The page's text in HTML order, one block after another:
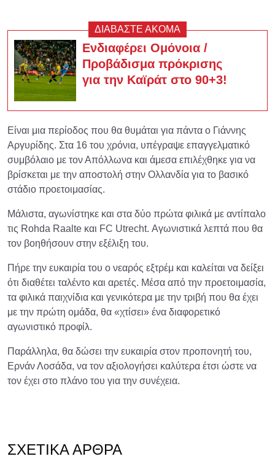
ΔΙΑΒΑΣΤΕ ΑΚΟΜΑ
Ενδιαφέρει Ομόνοια /
Προβάδισμα πρόκρισης
για την Καϊράτ στο 90+3!
Είναι μια περίοδος που θα θυμάται για πάντα ο Γιάννης
Αργυρίδης. Στα 16 του χρόνια, υπέγραψε επαγγελματικό
συμβόλαιο με τον Απόλλωνα και άμεσα επιλέχθηκε για να
βρίσκεται με την αποστολή στην Ολλανδία για το βασικό
στάδιο προετοιμασίας.
Μάλιστα, αγωνίστηκε και στα δύο πρώτα φιλικά με αντίπαλο
τις Rohda Raalte και FC Utrecht. Αγωνιστικά λεπτά που θα
τον βοηθήσουν στην εξέλιξη του.
Πήρε την ευκαιρία του ο νεαρός εξτρέμ και καλείται να δείξει
ότι διαθέτει ταλέντο και αρετές. Μέσα από την προετοιμασία,
τα φιλικά παιχνίδια και γενικότερα με την τριβή που θα έχει
με την πρώτη ομάδα, θα «χτίσει» ένα διαφορετικό
αγωνιστικό προφίλ.
Παράλληλα, θα δώσει την ευκαιρία στον προπονητή του,
Ερνάν Λοσάδα, να τον αξιολογήσει καλύτερα έτσι ώστε να
τον έχει στο πλάνο του για την συνέχεια.
ΣΧΕΤΙΚΆ ΆΡΘΡΑ